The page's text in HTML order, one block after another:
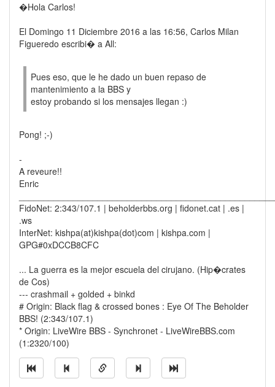
�Hola Carlos!
El Domingo 11 Diciembre 2016 a las 16:56, Carlos Milan
Figueredo escribi� a All:
Pues eso, que le he dado un buen repaso de
mantenimiento a la BBS y
estoy probando si los mensajes llegan :)
Pong! ;-)
-
A reveure!!
Enric
FidoNet: 2:343/107.1 | beholderbbs.org | fidonet.cat | .es |
.ws
InterNet: kishpa(at)kishpa(dot)com | kishpa.com |
GPG#0xDCCB8CFC
... La guerra es la mejor escuela del cirujano. (Hip�crates
de Cos)
--- crashmail + golded + binkd
# Origin: Black flag & crossed bones : Eye Of The Beholder
BBS! (2:343/107.1)
* Origin: LiveWire BBS - Synchronet - LiveWireBBS.com
(1:2320/100)